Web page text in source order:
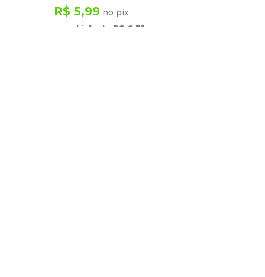
R$ 5,99 no pix
em até 1x de R$ 6 31